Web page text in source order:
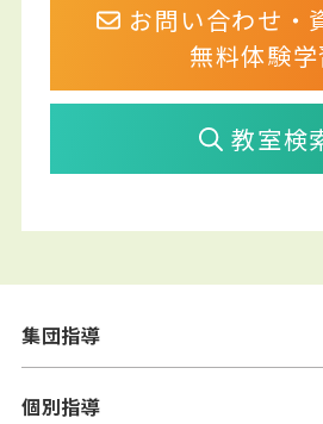
お問い合わせ・
無料体験学
教室検
集団指導
ニスコ進学スクール
個別指導